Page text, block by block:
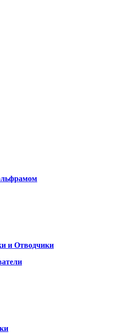
и Отводчики